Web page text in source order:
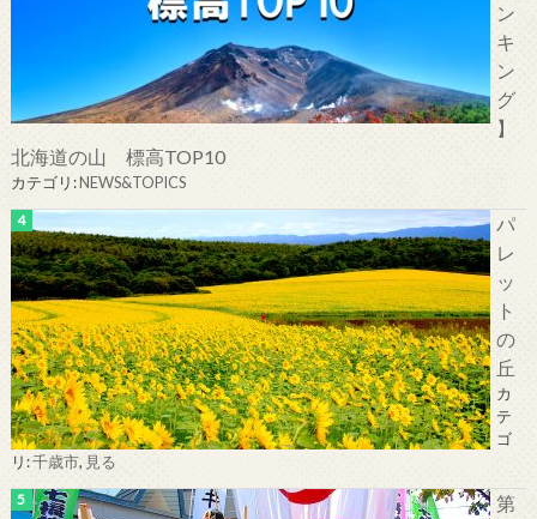
ン
キ
ン
グ
】
北海道の山 標高TOP10
カテゴリ:NEWS&TOPICS
パ
レ
ッ
ト
の
丘
カ
テ
ゴ
リ:千歳市, 見る
第